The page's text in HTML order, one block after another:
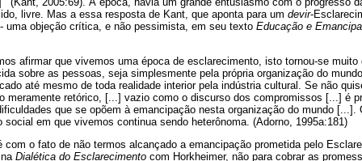
livre. Mas a essa resposta de Kant, que aponta para um devir-
uma objeção crítica, e não pessimista, em seu texto Educação e
afirmar que vivemos uma época de esclarecimento, isto tornou-se
sobre as pessoas, seja simplesmente pela própria organização do
até mesmo de toda realidade interior pela indústria cultural. Se não
meramente retórico, [...] vazio como o discurso dos compromissos [...] é
que se opõem à emancipação nesta organização do mundo [...].
social em que vivemos continua sendo heterônoma. (Adorno, 1995a:181)
com o fato de não termos alcançado a emancipação prometida pelo
Dialética do Esclarecimento com Horkheimer, não para cobrar as